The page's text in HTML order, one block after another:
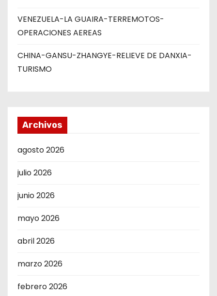
VENEZUELA-LA GUAIRA-TERREMOTOS-
OPERACIONES AEREAS
CHINA-GANSU-ZHANGYE-RELIEVE DE DANXIA-
TURISMO
Archivos
agosto 2026
julio 2026
junio 2026
mayo 2026
abril 2026
marzo 2026
febrero 2026